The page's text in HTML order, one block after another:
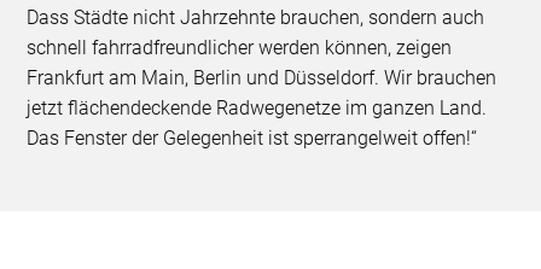
Dass Städte nicht Jahrzehnte brauchen, sondern auch
schnell fahrradfreundlicher werden können, zeigen
Frankfurt am Main, Berlin und Düsseldorf. Wir brauchen
jetzt flächendeckende Radwegenetze im ganzen Land.
Das Fenster der Gelegenheit ist sperrangelweit offen!“